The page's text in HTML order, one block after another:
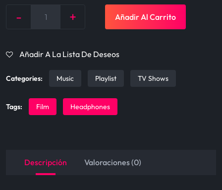
r
e
s
:
i
i
$
Quantity
- + Añadir Al Carrito
Añadir A La Lista De Deseos
Categories: Music Playlist TV Shows
Tags: Film Headphones
Descripción Valoraciones (0)